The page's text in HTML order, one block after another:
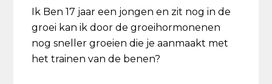
Ik Ben 17 jaar een jongen en zit nog in de
groei kan ik door de groeihormonenen
nog sneller groeien die je aanmaakt met
het trainen van de benen?